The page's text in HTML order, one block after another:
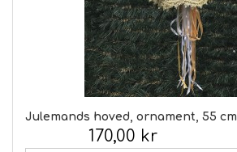
Julemands hoved, ornament, 55 cm
170,00 kr